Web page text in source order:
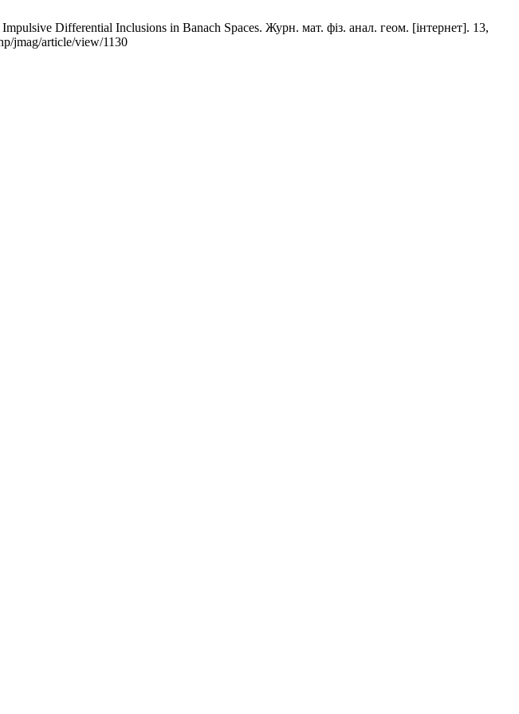
Differential Inclusions in Banach Spaces. Журн. мат. фіз. анал. геом. [інтернет]. 13,
jmag/article/view/1130